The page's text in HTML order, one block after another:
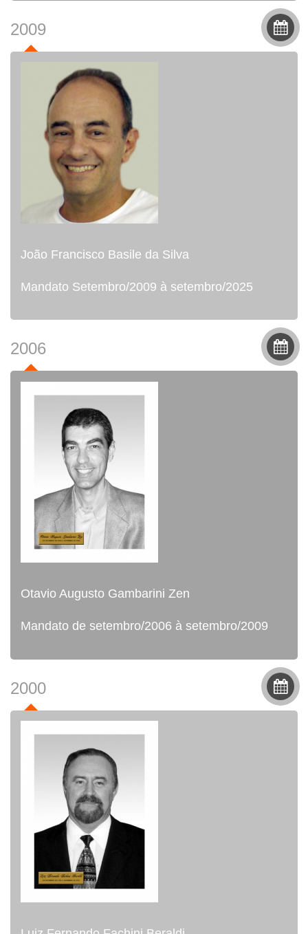
2009
João Francisco Basile da Silva
Mandato Setembro/2009 à setembro/2025
2006
Otavio Augusto Gambarini Zen
Mandato de setembro/2006 à setembro/2009
2000